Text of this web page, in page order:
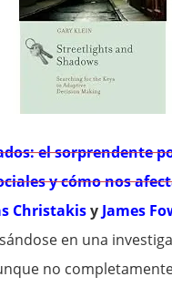
el sorprendente
y cómo nos
Christakisy James
en una
no